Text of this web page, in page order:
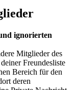
ignorierten
Mitglieder des
Freundesliste
Bereich für den
deren